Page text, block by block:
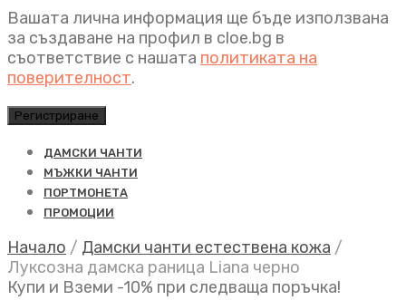
Вашата лична информация ще бъде използвана
за създаване на профил в cloe.bg в
съответствие с нашата политиката на
поверителност.
Регистриране
ДАМСКИ ЧАНТИ
МЪЖКИ ЧАНТИ
ПОРТМОНЕТА
ПРОМОЦИИ
Начало / Дамски чанти естествена кожа /
Луксозна дамска раница Liana черно
Купи и Вземи -10% при следваща поръчка!